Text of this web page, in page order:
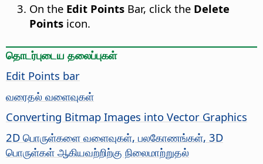
On the Edit Points Bar, click the Delete
Points icon.
தொடர்புடைய தலைப்புகள்
Edit Points bar
வரைதல் வளைவுகள்
Converting Bitmap Images into Vector Graphics
2D பொருள்களை வளைவுகள், பலகோணங்கள், 3D
பொருள்கள் ஆகியவற்றிற்கு நிலைமாற்றுதல்